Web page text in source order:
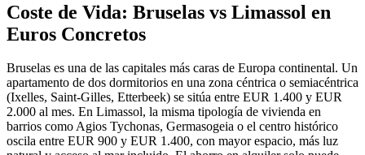
Coste de Vida: Bruselas vs Limassol en
Euros Concretos
Bruselas es una de las capitales más caras de Europa continental. Un
apartamento de dos dormitorios en una zona céntrica o semiacéntrica
(Ixelles, Saint-Gilles, Etterbeek) se sitúa entre EUR 1.400 y EUR
2.000 al mes. En Limassol, la misma tipología de vivienda en
barrios como Agios Tychonas, Germasogeia o el centro histórico
oscila entre EUR 900 y EUR 1.400, con mayor espacio, más luz